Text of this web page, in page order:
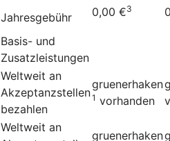
Jahresgebühr 0,00 €3
Basis- und
Zusatzleistungen
Weltweit an
Akzeptanzstellen
bezahlen
gruenerhaken
1 vorhanden
Weltweit an
gruenerhaken